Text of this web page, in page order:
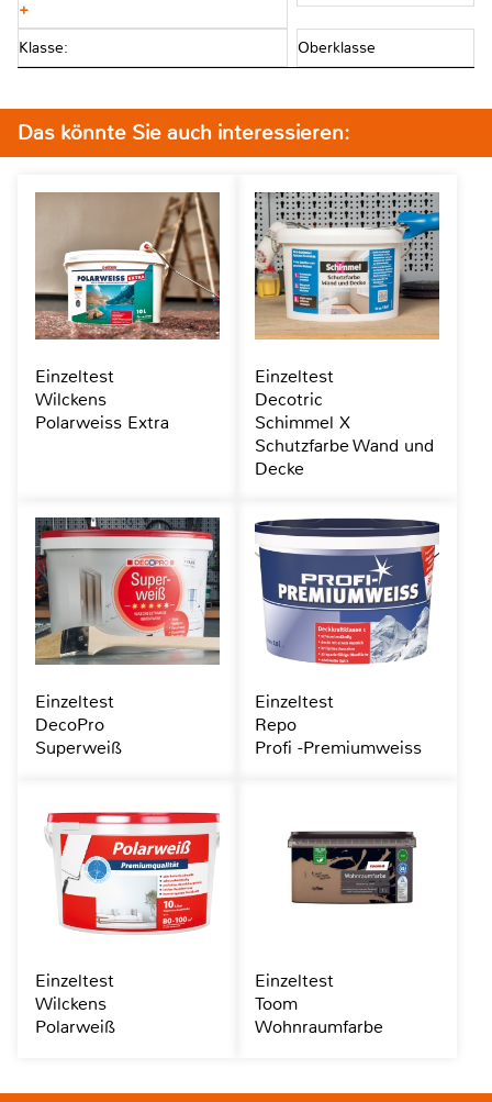
+
Klasse: Oberklasse
Das könnte Sie auch interessieren:
Einzeltest
Wilckens
Polarweiss Extra
Einzeltest
Decotric
Schimmel X
Schutzfarbe Wand und
Decke
Einzeltest
DecoPro
Superweiß
Einzeltest
Repo
Profi -Premiumweiss
Einzeltest
Wilckens
Polarweiß
Einzeltest
Toom
Wohnraumfarbe